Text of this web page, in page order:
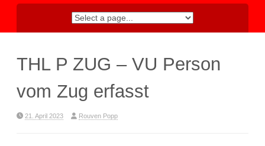
THL P ZUG – VU Person
vom Zug erfasst
21. April 2023 Rouven Popp